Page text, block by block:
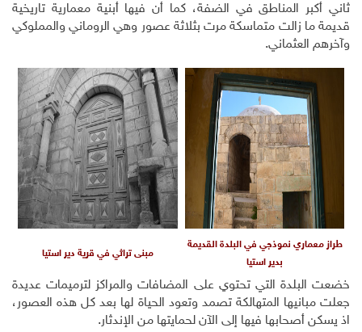
ثاني أكبر المناطق في الضفة، كما أن فيها أبنية معمارية تاريخية
قديمة ما زالت متماسكة مرت بثلاثة عصور وهي الروماني والمملوكي
وآخرهم العثماني.
طراز معماري نموذجي في البلدة القديمة
بدير استيا
مبنى تراثي في قرية دير استيا
خضعت البلدة التي تحتوي على المضافات والمراكز لترميمات عديدة
جعلت مبانيها المتهالكة تصمد وتعود الحياة لها بعد كل هذه العصور،
اذ يسكن أصحابها فيها إلى الآن لحمايتها من الإندثار.